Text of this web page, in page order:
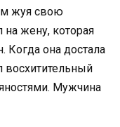
жуя свою
жену, которая
Когда она достала
восхитительный
Мужчина